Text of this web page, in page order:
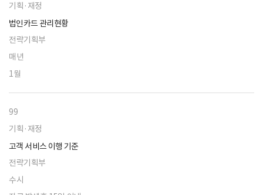
기획·재정
법인카드 관리현황
전략기획부
매년
1월
99
기획·재정
고객 서비스 이행 기준
전략기획부
수시